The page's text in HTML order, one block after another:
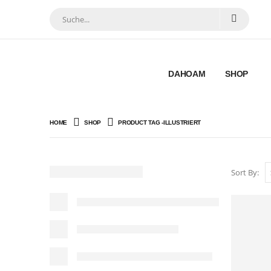
DAHOAM SHOP
HOME SHOP PRODUCT TAG -ILLUSTRIERT
Sort By: